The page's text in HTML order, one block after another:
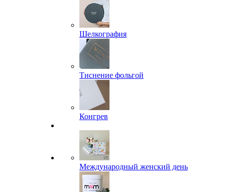
Шелкография
Тиснение фольгой
Конгрев
Международный женский день